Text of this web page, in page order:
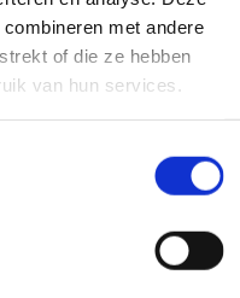
met andere
of die ze hebben
van hun services.
poza
to możliwe.